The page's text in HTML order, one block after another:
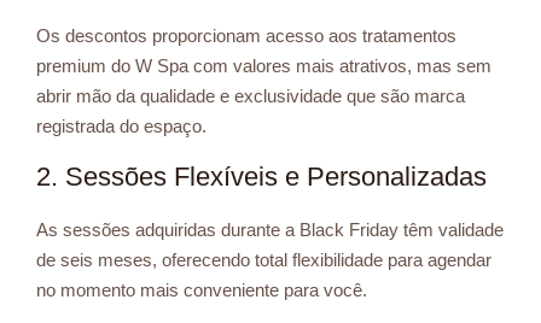
Os descontos proporcionam acesso aos tratamentos
premium do W Spa com valores mais atrativos, mas sem
abrir mão da qualidade e exclusividade que são marca
registrada do espaço.
2. Sessões Flexíveis e Personalizadas
As sessões adquiridas durante a Black Friday têm validade
de seis meses, oferecendo total flexibilidade para agendar
no momento mais conveniente para você.